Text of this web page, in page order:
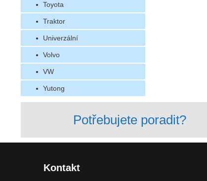
Toyota
Traktor
Univerzální
Volvo
VW
Yutong
Potřebujete poradit?
Kontakt